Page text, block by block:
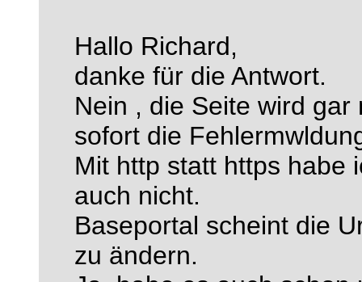
Hallo Richard,
danke für die Antwort.
Nein , die Seite wird
sofort die
Mit http statt https habe
auch nicht.
Baseportal scheint die
zu ändern.